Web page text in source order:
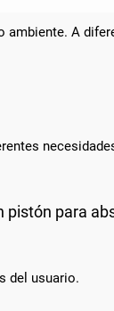
A
pistón para
del usuario.